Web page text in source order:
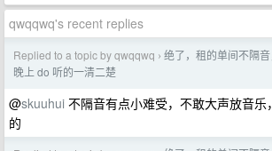
qwqqwq's recent replies
Replied to a topic by qwqqwq › 绝了，租的单间不隔
晚上 do 听的一清二楚
@skuuhui 不隔音有点小难受，不敢大声放音
的